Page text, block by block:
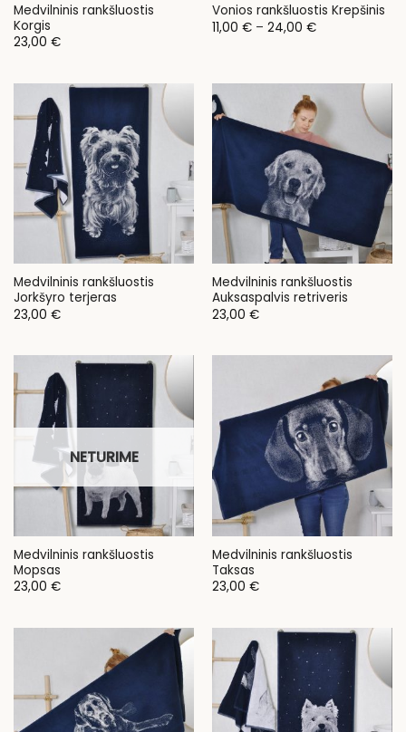
Medvilninis rankšluostis
Korgis
23,00 €
Vonios rankšluostis Krepšinis
11,00 € – 24,00 €Price
Medvilninis rankšluostis
Jorkšyro terjeras
23,00 €
Medvilninis rankšluostis
Auksaspalvis retriveris
23,00 €
NETURIME
Medvilninis rankšluostis
Mopsas
23,00 €
Medvilninis rankšluostis
Taksas
23,00 €